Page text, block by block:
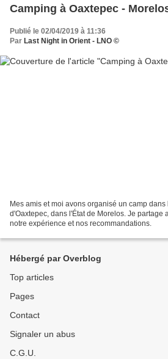
Camping à Oaxtepec -
Publié le 02/04/2019 à 11:36
Par Last Night in Orient - LNO ©
Mes amis et moi avons organisé un camp
d'Oaxtepec, dans l'État de Morelos. Je partage
notre expérience et nos recommandations.
Hébergé par Overblog
Top articles
Pages
Contact
Signaler un abus
C.G.U.